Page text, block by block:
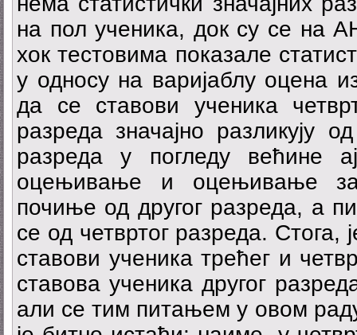
на пол ученика, док су се на
хок тестовима показале
у односу на варијаблу оцена
да се ставови ученика
разреда значајно разликују
разреда у погледу већине
оцењивање и оцењивање
почиње од другог разреда, а
се од четвртог разреда. Стога,
ставови ученика трећег и
ставова ученика другог
али се тим питањем у овом